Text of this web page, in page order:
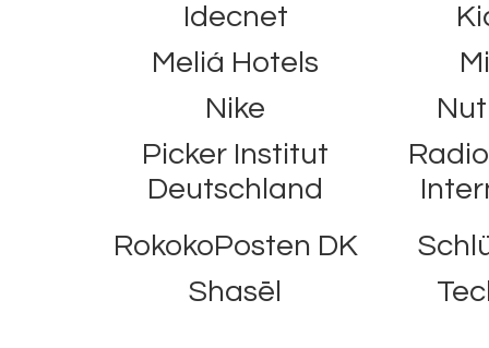
Idecnet
Meliá Hotels
Nike
Picker Institut
Deutschland
RokokoPosten DK
Shasēl